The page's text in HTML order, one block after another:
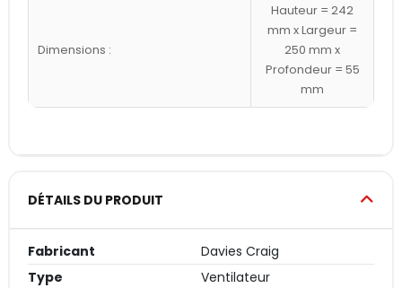
Dimensions :
Hauteur = 242
mm x Largeur =
250 mm x
Profondeur = 55
mm
DÉTAILS DU PRODUIT
Fabricant
Davies Craig
Type
Ventilateur